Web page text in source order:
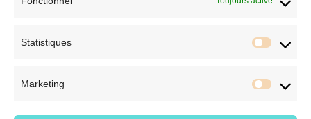
Statistiques
Marketing